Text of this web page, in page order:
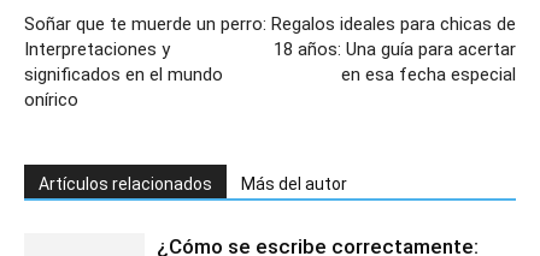
Soñar que te muerde un perro:
Interpretaciones y
significados en el mundo
onírico
Regalos ideales para chicas de
18 años: Una guía para acertar
en esa fecha especial
Artículos relacionados Más del autor
¿Cómo se escribe correctamente: